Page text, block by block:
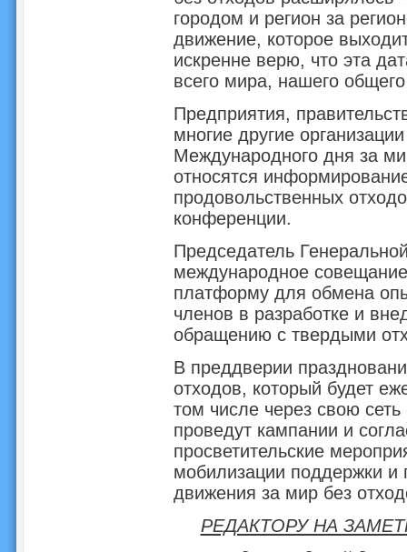
городом и регион за
движение, которое
искренне верю, что эта
всего мира, нашего
Предприятия,
многие другие
Международного дня за
относятся
продовольственных
конференции.
Председатель
международное
платформу для обмена
членов в разработке и
обращению с твердыми
В преддверии
отходов, который будет
том числе через свою
проведут кампании и
просветительские
мобилизации поддержки и
движения за мир без
РЕДАКТОРУ НА